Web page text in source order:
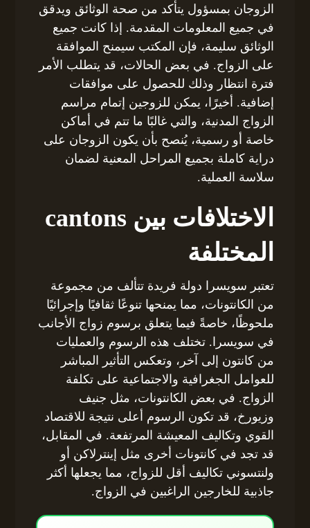
الزوجان بمسؤول يتأكد من صحة الوثائق ويدقق
في جميع المعلومات المقدمة. إذا كانت جميع
الوثائق سليمة، فإن المكتب سيمنح الموافقة
على الزواج. في بعض الحالات، قد يتطلب الأمر
فترة انتظار وذلك للحصول على موافقات
إضافية. أخيرًا، يمكن للزوجين إتمام مراسم
الزواج المدنية، والتي غالبًا ما تتم في أماكن
خاصة أو رسمية، يُنصح بأن يكون الزوجان على
دراية كاملة بجميع المراحل المعنية لضمان
سلاسة العملية.
الاختلافات بين cantons
المختلفة
تعتبر سويسرا دولة فريدة تتألف من مجموعة
من الكانتونات، مما يمنحها تنوعًا ثقافيًا وإجرائيًا
ملحوظًا، خاصةً فيما يتعلق برسوم زواج الأجانب
في سويسرا. تختلف هذه الرسوم والعمليات
من كانتون إلى آخر، وتعكس التأثير المباشر
للعوامل الجغرافية والاجتماعية على تكلفة
الزواج. في بعض الكانتونات، مثل جنيف
وزيورخ، قد تكون الرسوم أعلى نتيجة للاقتصاد
القوي وتكاليف المعيشة المرتفعة. في المقابل،
قد تجد في كانتونات أخرى مثل إينترلاكن أو
ولنتسوني تكاليف أقل للزواج، مما يجعلها أكثر
جاذبية للخارجين الراغبين في الزواج.